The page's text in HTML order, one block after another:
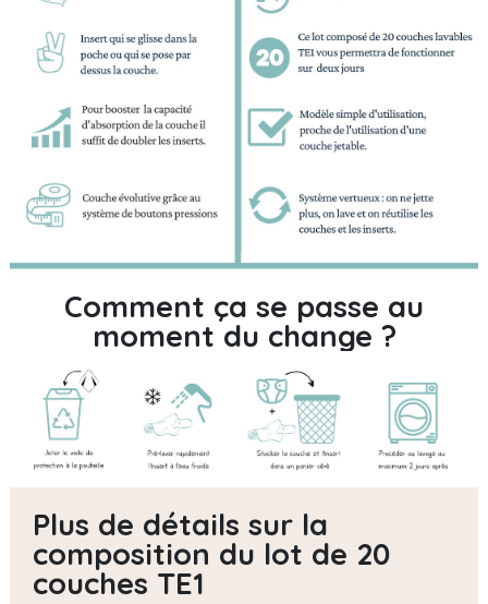
Comment ça se passe au
moment du change ?
Plus de détails sur la
composition du lot de 20
couches TE1